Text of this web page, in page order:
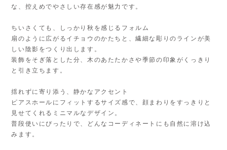
な、控えめでやさしい存在感が魅力です。
ちいさくても、しっかり秋を感じるフォルム
扇のように広がるイチョウのかたちと、繊細な彫りのラインが美
しい陰影をつくり出します。
装飾をそぎ落とした分、木のあたたかさや季節の印象がくっきり
と引き立ちます。
揺れずに寄り添う、静かなアクセント
ピアスホールにフィットするサイズ感で、顔まわりをすっきりと
見せてくれるミニマルなデザイン。
普段使いにぴったりで、どんなコーディネートにも自然に溶け込
みます。